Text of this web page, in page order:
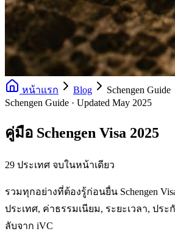
หน้าแรก Blog
Schengen Guide
Schengen Guide · Updated May 2025
คู่มือ Schengen Visa 2025
29 ประเทศ จบในหน้าเดียว
รวมทุกอย่างที่ต้องรู้ก่อนยื่น Schengen
ประเทศ, ค่าธรรมเนียม, ระยะเวลา, ประ
ลับจาก iVC